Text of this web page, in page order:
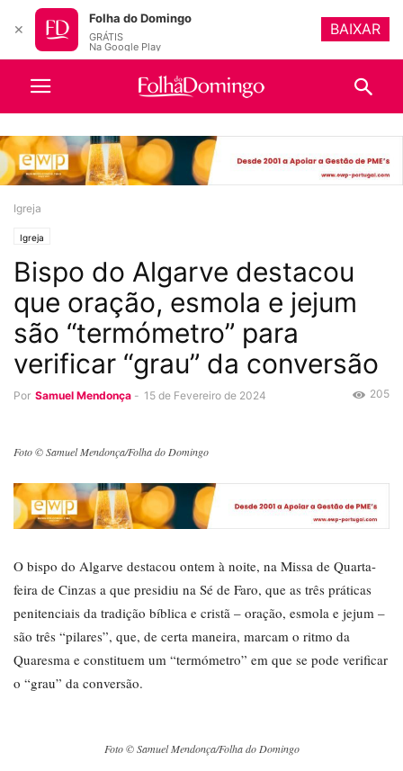
Igreja
Igreja
Bispo do Algarve destacou
que oração, esmola e jejum
são “termómetro” para
verificar “grau” da conversão
Por Samuel Mendonça - 15 de Fevereiro de 2024 205
Foto © Samuel Mendonça/Folha do Domingo
O bispo do Algarve destacou ontem à noite, na Missa de Quarta-
feira de Cinzas a que presidiu na Sé de Faro, que as três práticas
penitenciais da tradição bíblica e cristã – oração, esmola e jejum –
são três “pilares”, que, de certa maneira, marcam o ritmo da
Quaresma e constituem um “termómetro” em que se pode verificar
o “grau” da conversão.
Foto © Samuel Mendonça/Folha do Domingo
✕
Folha do Domingo
GRÁTIS
Na Google Play
BAIXAR